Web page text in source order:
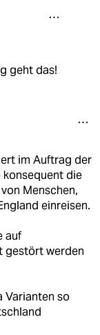
geht das!
im Auftrag der
die
Menschen,
einreisen.
auf
gestört werden
Varianten so